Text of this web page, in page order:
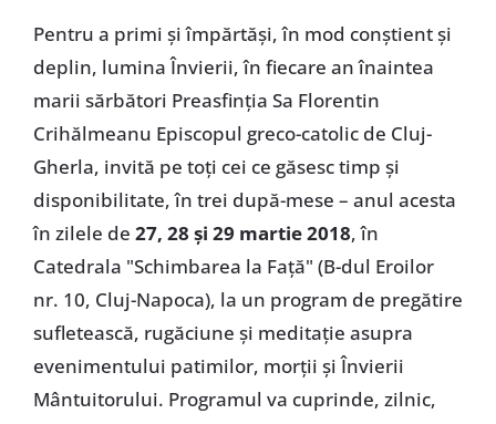
Pentru a primi și împărtăși, în mod conștient și
deplin, lumina Învierii, în fiecare an înaintea
marii sărbători Preasfinția Sa Florentin
Crihălmeanu Episcopul greco-catolic de Cluj-
Gherla, invită pe toți cei ce găsesc timp și
disponibilitate, în trei după-mese – anul acesta
în zilele de 27, 28 și 29 martie 2018, în
Catedrala "Schimbarea la Față" (B-dul Eroilor
nr. 10, Cluj-Napoca), la un program de pregătire
sufletească, rugăciune și meditație asupra
evenimentului patimilor, morții și Învierii
Mântuitorului. Programul va cuprinde, zilnic,